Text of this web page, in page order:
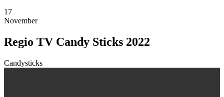
17
November
Regio TV Candy Sticks 2022
Candysticks